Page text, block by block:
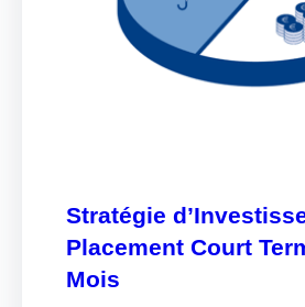
Stratégie
Placement Court
Mois